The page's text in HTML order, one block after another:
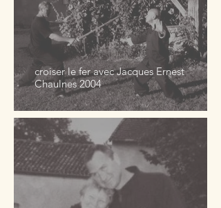
croiser le fer avec Jacques Ernest
Chaulnes 2004